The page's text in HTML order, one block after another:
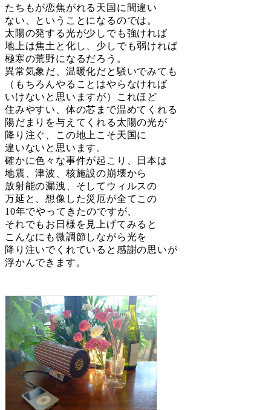
たちもが恋焦がれる天国に間違い
ない、ということになるのでは。
太陽の発する光が少しでも強ければ
地上は焦土と化し、少しでも弱ければ
極寒の荒野になるだろう。
異常気象だ、温暖化だと騒いでみても
（もちろんやることはやらなければ
いけないと思いますが）これほど
住みやすい、体の芯まで温めてくれる
陽だまりを与えてくれる太陽の光が
降り注ぐ、この地上こそ天国に
違いないと思います。
確かに色々な事件が起こり、日本は
地震、津波、核施設の崩壊から
放射能の漏洩、そしてウィルスの
万延と、想像した災厄が全てこの
10年でやってきたのですが、
それでもお日様を見上げてみると
こんなにも微調節しながら光を
降り注いでくれていると感謝の思いが
浮かんできます。